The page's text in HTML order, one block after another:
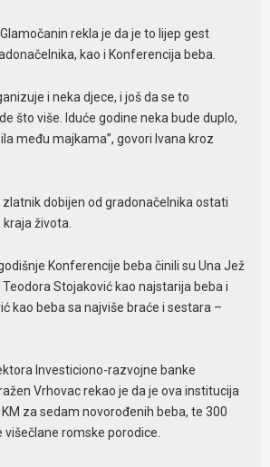
rekla je da je to lijep gest
kao i Konferencija beba.
i neka djece, i još da se to
što više. Iduće godine neka bude duplo,
među majkama”, govori Ivana kroz
zlatnik dobijen od gradonačelnika ostati
života.
Konferencije beba činili su Una Jež
Stojaković kao najstarija beba i
kao beba sa najviše braće i sestara –
Investiciono-razvojne banke
Vrhovac rekao je da je ova institucija
za sedam novorođenih beba, te 300
višečlane romske porodice.